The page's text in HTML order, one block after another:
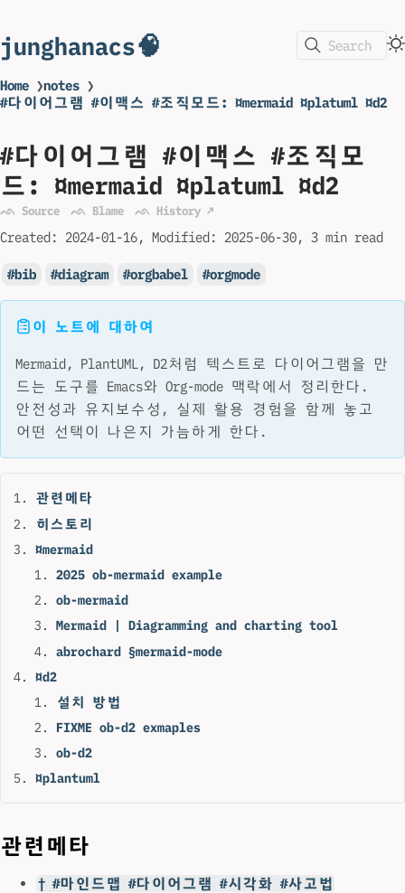
junghanacs🧠 Search
Home ❯notes ❯
#다이어그램 #이맥스 #조직모드: ¤mermaid ¤platuml ¤d2
#다이어그램 #이맥스 #조직모
드: ¤mermaid ¤platuml ¤d2
ᨒ Source ᨒ Blame ᨒ History ↗
Created: 2024-01-16 Modified: 2025-06-30 3 min read
bib diagram orgbabel orgmode
이 노트에 대하여
Mermaid, PlantUML, D2처럼 텍스트로 다이어그램을 만
드는 도구를 Emacs와 Org-mode 맥락에서 정리한다.
안전성과 유지보수성, 실제 활용 경험을 함께 놓고
어떤 선택이 나은지 가늠하게 한다.
관련메타
히스토리
¤mermaid
2025 ob-mermaid example
ob-mermaid
Mermaid | Diagramming and charting tool
abrochard §mermaid-mode
¤d2
설치 방법
FIXME ob-d2 exmaples
ob-d2
¤plantuml
관련메타
† #마인드맵 #다이어그램 #시각화 #사고법